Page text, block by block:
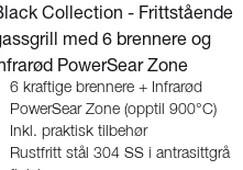
Collection - Frittstående
med 6 brennere og
PowerSear Zone
6 kraftige brennere + Infrarød
PowerSear Zone (opptil 900°C)
Inkl. praktisk tilbehør
Rustfritt stål 304 SS i antrasittgrå